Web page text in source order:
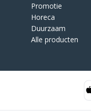
Promotie
Horeca
Duurzaam
Alle producten